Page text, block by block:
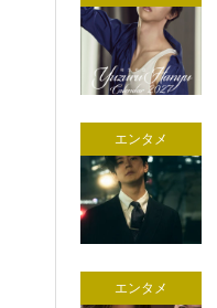
エンタメ
エンタメ